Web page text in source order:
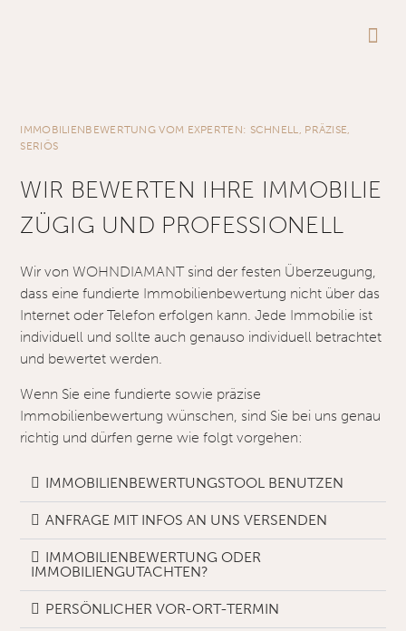
IMMOBILIENBEWERTUNG VOM EXPERTEN: SCHNELL, PRÄZISE,
SERIÖS
WIR BEWERTEN IHRE IMMOBILIE
ZÜGIG UND PROFESSIONELL
Wir von WOHNDIAMANT sind der festen Überzeugung,
dass eine fundierte Immobilienbewertung nicht über das
Internet oder Telefon erfolgen kann. Jede Immobilie ist
individuell und sollte auch genauso individuell betrachtet
und bewertet werden.
Wenn Sie eine fundierte sowie präzise
Immobilienbewertung wünschen, sind Sie bei uns genau
richtig und dürfen gerne wie folgt vorgehen:
IMMOBILIENBEWERTUNGSTOOL BENUTZEN
ANFRAGE MIT INFOS AN UNS VERSENDEN
IMMOBILIENBEWERTUNG ODER
IMMOBILIENGUTACHTEN?
PERSÖNLICHER VOR-ORT-TERMIN